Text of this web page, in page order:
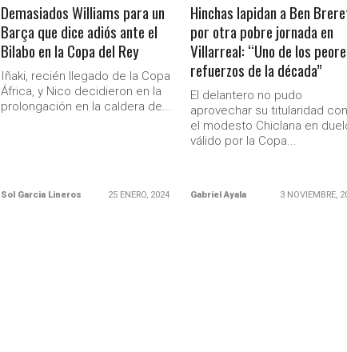
Demasiados Williams para un
Barça que dice adiós ante el
Bilabo en la Copa del Rey
Iñaki, recién llegado de la Copa
África, y Nico decidieron en la
prolongación en la caldera de...
Sol Garcia Lineros 25 ENERO, 2024
Hinchas lapidan a Ben
por otra pobre jornada en
Villarreal: “Uno de los
refuerzos de la década”
El delantero no pudo
aprovechar su titularidad
el modesto Chiclana en
válido por la Copa...
Gabriel Ayala 3 NOVIEMBRE,